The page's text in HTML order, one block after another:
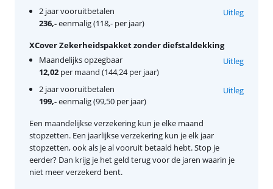
2 jaar vooruitbetalen
236,-eenmalig (118,- per jaar)
Uitleg
XCover Zekerheidspakket zonder diefstaldekking
Maandelijks opzegbaar
12,02 per maand (144,24 per jaar)
Uitleg
2 jaar vooruitbetalen
199,-eenmalig (99,50 per jaar)
Uitleg
Een maandelijkse verzekering kun je elke maand
stopzetten. Een jaarlijkse verzekering kun je elk jaar
stopzetten, ook als je al vooruit betaald hebt. Stop je
eerder? Dan krijg je het geld terug voor de jaren waarin je
niet meer verzekerd bent.